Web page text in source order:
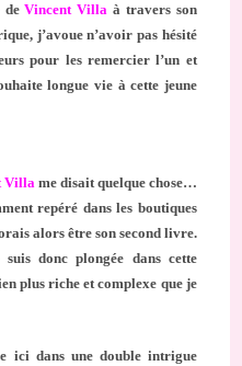
deVincent Villa à travers son
j’avoue n’avoir pas hésité
pour les remercier l’un et
longue vie à cette jeune
Villame disait quelque chose…
repéré dans les boutiques
alors être son second livre.
donc plongée dans cette
plus riche et complexe que je
ici dans une double intrigue